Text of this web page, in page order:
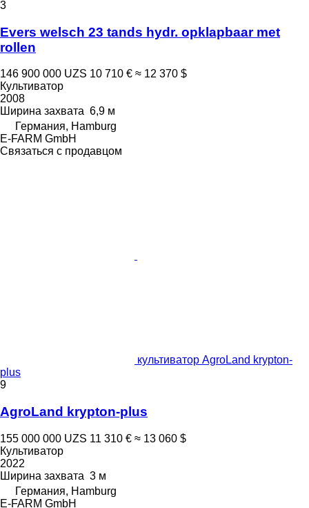
3
Evers welsch 23 tands hydr. opklapbaar met
rollen
146 900 000 UZS 10 710 € ≈ 12 370 $
Культиватор
2008
Ширина захвата 6,9 м
Германия, Hamburg
E-FARM GmbH
Связаться с продавцом
культиватор AgroLand krypton-
plus
9
AgroLand krypton-plus
155 000 000 UZS 11 310 € ≈ 13 060 $
Культиватор
2022
Ширина захвата 3 м
Германия, Hamburg
E-FARM GmbH